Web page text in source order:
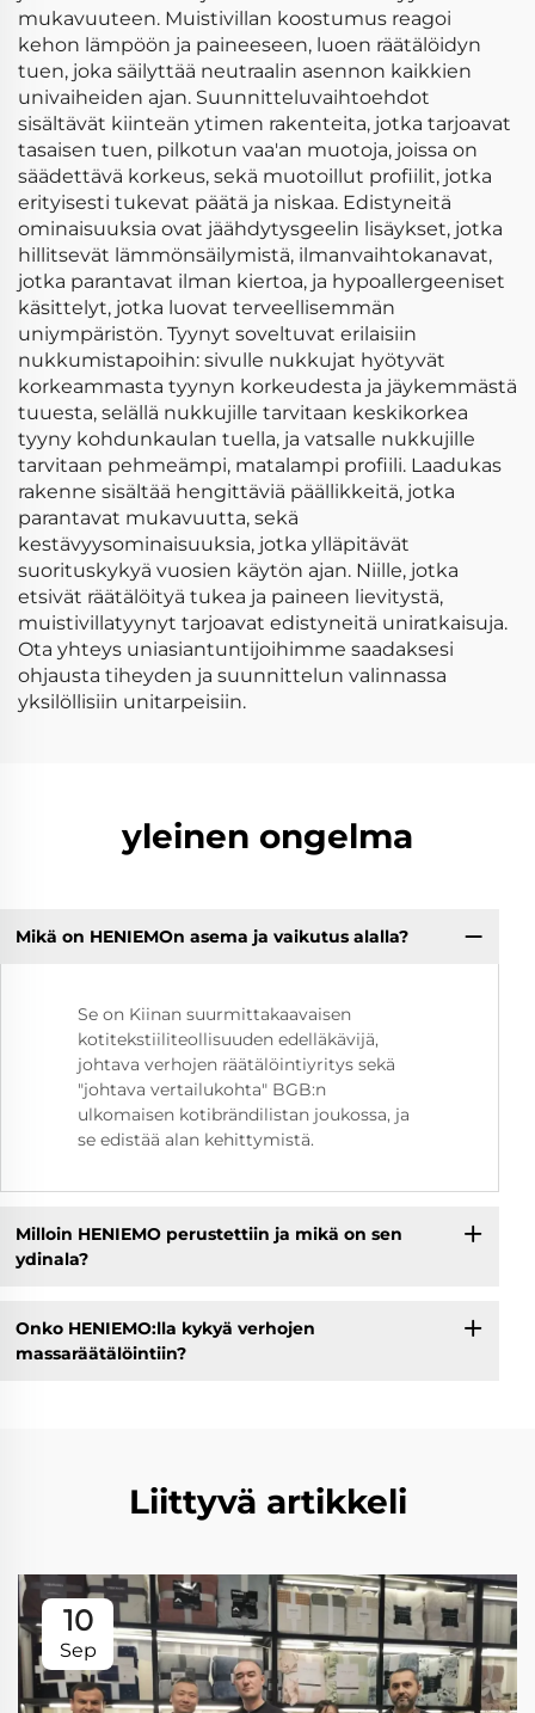
mukavuuteen. Muistivillan koostumus reagoi
kehon lämpöön ja paineeseen, luoen räätälöidyn
tuen, joka säilyttää neutraalin asennon kaikkien
univaiheiden ajan. Suunnitteluvaihtoehdot
sisältävät kiinteän ytimen rakenteita, jotka tarjoavat
tasaisen tuen, pilkotun vaa'an muotoja, joissa on
säädettävä korkeus, sekä muotoillut profiilit, jotka
erityisesti tukevat päätä ja niskaa. Edistyneitä
ominaisuuksia ovat jäähdytysgeelin lisäykset, jotka
hillitsevät lämmönsäilymistä, ilmanvaihtokanavat,
jotka parantavat ilman kiertoa, ja hypoallergeeniset
käsittelyt, jotka luovat terveellisemmän
uniympäristön. Tyynyt soveltuvat erilaisiin
nukkumistapoihin: sivulle nukkujat hyötyvät
korkeammasta tyynyn korkeudesta ja jäykemmästä
tuuesta, selällä nukkujille tarvitaan keskikorkea
tyyny kohdunkaulan tuella, ja vatsalle nukkujille
tarvitaan pehmeämpi, matalampi profiili. Laadukas
rakenne sisältää hengittäviä päällikkeitä, jotka
parantavat mukavuutta, sekä
kestävyysominaisuuksia, jotka ylläpitävät
suorituskykyä vuosien käytön ajan. Niille, jotka
etsivät räätälöityä tukea ja paineen lievitystä,
muistivillatyynyt tarjoavat edistyneitä uniratkaisuja.
Ota yhteys uniasiantuntijoihimme saadaksesi
ohjausta tiheyden ja suunnittelun valinnassa
yksilöllisiin unitarpeisiin.
yleinen ongelma
Mikä on HENIEMOn asema ja vaikutus alalla?
Se on Kiinan suurmittakaavaisen
kotitekstiiliteollisuuden edelläkävijä,
johtava verhojen räätälöintiyritys sekä
"johtava vertailukohta" BGB:n
ulkomaisen kotibrändilistan joukossa, ja
se edistää alan kehittymistä.
Milloin HENIEMO perustettiin ja mikä on sen
ydinala?
Onko HENIEMO:lla kykyä verhojen
massaräätälöintiin?
Liittyvä artikkeli
10
Sep